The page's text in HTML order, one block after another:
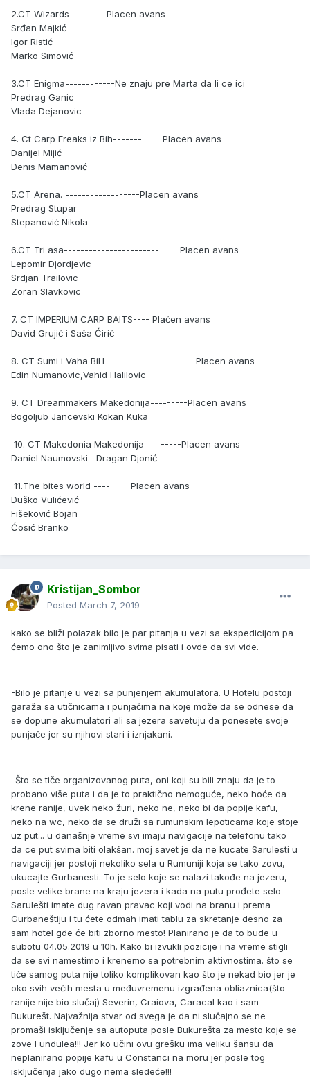
2.CT Wizards - - - - - Placen avans
Srđan Majkić
Igor Ristić
Marko Simović
3.CT Enigma------------Ne znaju pre Marta da li ce ici
Predrag Ganic
Vlada Dejanovic
4. Ct Carp Freaks iz Bih------------Placen avans
Danijel Mijić
Denis Mamanović
5.CT Arena. ------------------Placen avans
Predrag Stupar
Stepanović Nikola
6.CT Tri asa----------------------------Placen avans
Lepomir Djordjevic
Srdjan Trailovic
Zoran Slavkovic
7. CT IMPERIUM CARP BAITS---- Plaćen avans
David Grujić i Saša Ćirić
8. CT Sumi i Vaha BiH----------------------Placen avans
Edin Numanovic,Vahid Halilovic
9. CT Dreammakers Makedonija---------Placen avans
Bogoljub Jancevski Kokan Kuka
10. CT Makedonia Makedonija---------Placen avans
Daniel Naumovski Dragan Djonić
11.The bites world ---------Placen avans
Duško Vulićević
Fišeković Bojan
Ćosić Branko
Kristijan_Sombor
Posted March 7, 2019
kako se bliži polazak bilo je par pitanja u vezi sa ekspedicijom pa
ćemo ono što je zanimljivo svima pisati i ovde da svi vide.
-Bilo je pitanje u vezi sa punjenjem akumulatora. U Hotelu postoji
garaža sa utičnicama i punjačima na koje može da se odnese da
se dopune akumulatori ali sa jezera savetuju da ponesete svoje
punjače jer su njihovi stari i iznjakani.
-Što se tiče organizovanog puta, oni koji su bili znaju da je to
probano više puta i da je to praktično nemoguće, neko hoće da
krene ranije, uvek neko žuri, neko ne, neko bi da popije kafu,
neko na wc, neko da se druži sa rumunskim lepoticama koje stoje
uz put... u današnje vreme svi imaju navigacije na telefonu tako
da ce put svima biti olakšan. moj savet je da ne kucate Sarulesti u
navigaciji jer postoji nekoliko sela u Rumuniji koja se tako zovu,
ukucajte Gurbanesti. To je selo koje se nalazi takođe na jezeru,
posle velike brane na kraju jezera i kada na putu prođete selo
Sarulešti imate dug ravan pravac koji vodi na branu i prema
Gurbaneštiju i tu ćete odmah imati tablu za skretanje desno za
sam hotel gde će biti zborno mesto! Planirano je da to bude u
subotu 04.05.2019 u 10h. Kako bi izvukli pozicije i na vreme stigli
da se svi namestimo i krenemo sa potrebnim aktivnostima. što se
tiče samog puta nije toliko komplikovan kao što je nekad bio jer je
oko svih većih mesta u međuvremenu izgrađena obliaznica(što
ranije nije bio slučaj) Severin, Craiova, Caracal kao i sam
Bukurešt. Najvažnija stvar od svega je da ni slučajno se ne
promaši isključenje sa autoputa posle Bukurešta za mesto koje se
zove Fundulea!!! Jer ko učini ovu grešku ima veliku šansu da
neplanirano popije kafu u Constanci na moru jer posle tog
isključenja jako dugo nema sledeće!!!